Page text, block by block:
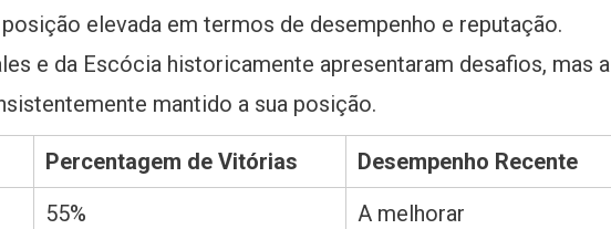
elevada em termos de desempenho e reputação.
e da Escócia historicamente apresentaram desafios, mas a
mantido a sua posição.
Percentagem de Vitórias
Desempenho Recente
55%
A melhorar